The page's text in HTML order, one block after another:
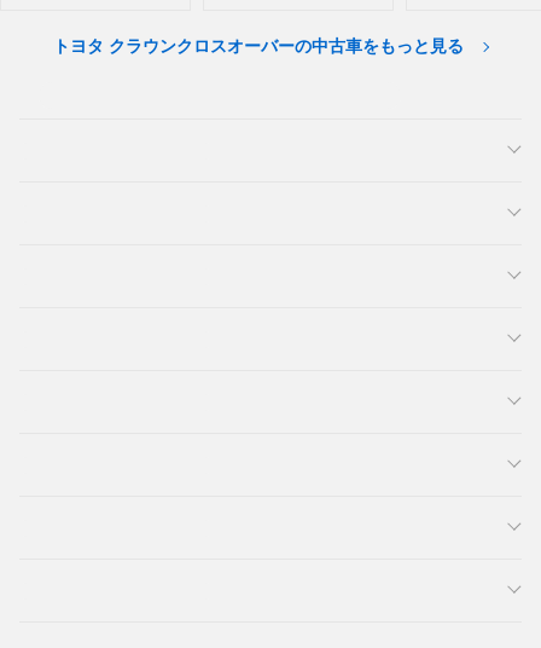
トヨタ クラウンクロスオーバーの中古車をもっと見る